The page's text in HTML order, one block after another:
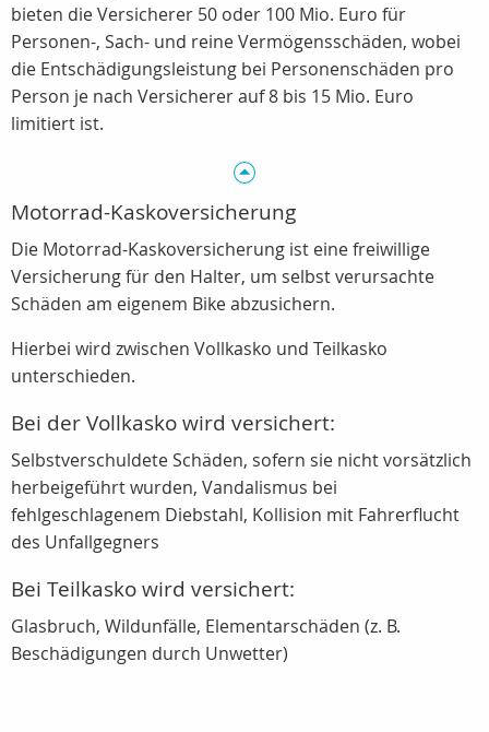
bieten die Versicherer 50 oder 100 Mio. Euro für
Personen-, Sach- und reine Vermögensschäden, wobei
die Entschädigungsleistung bei Personenschäden pro
Person je nach Versicherer auf 8 bis 15 Mio. Euro
limitiert ist.
Motorrad-Kaskoversicherung
Die Motorrad-Kaskoversicherung ist eine freiwillige
Versicherung für den Halter, um selbst verursachte
Schäden am eigenem Bike abzusichern.
Hierbei wird zwischen Vollkasko und Teilkasko
unterschieden.
Bei der Vollkasko wird versichert:
Selbstverschuldete Schäden, sofern sie nicht vorsätzlich
herbeigeführt wurden, Vandalismus bei
fehlgeschlagenem Diebstahl, Kollision mit Fahrerflucht
des Unfallgegners
Bei Teilkasko wird versichert:
Glasbruch, Wildunfälle, Elementarschäden (z. B.
Beschädigungen durch Unwetter)